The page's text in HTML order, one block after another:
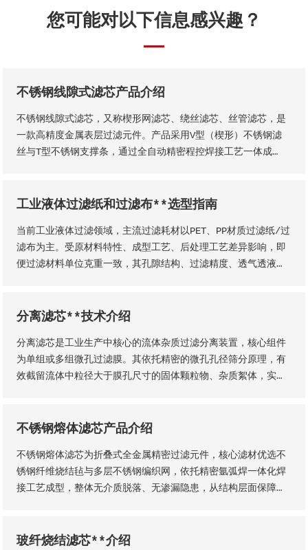
您可能对以下信息感兴趣？
不锈钢线隙式滤芯产品介绍
不锈钢线隙式滤芯，又称楔形网滤芯、绕丝滤芯​、丝管滤芯，是
一款高精度金属表层过滤元件。产品采用V型（楔形）不锈钢滤
丝与T型不锈钢支撑条，通过全自动精密程控焊接工艺一体成
异型滤芯等多种结构，且支持滤缝规格、丝径尺寸等核心参数个
润、过滤精度稳定、机械强度高、经久耐用等核心品质优势。
工业液体过滤纸和过滤布**选型指南
当前工业液体过滤领域，主流过滤耗材以PET、PP材质过滤纸/过
滤布为主。受原材料特性、成型工艺、后处理工艺差异影响，即
便过滤材料单位克重一致，其孔隙结构、过滤精度、透气透液性
况，依托**技术维度精准选型，具体选型标准与实施方法如下
分离滤芯**技术介绍
分离滤芯是工业生产中核心的流体杂质过滤分离装置，核心组件
为单组或多组微孔过滤膜。其依托精密的微孔孔径筛分原理，有
效截留流体中粒径大于膜孔尺寸的固体颗粒物、杂质絮体，实现
工、石油、钢铁、矿山等各类工业场景，为工业化稳定生产、产
不锈钢熔体滤芯产品介绍
不锈钢熔体滤芯为折叠式全金属精密过滤元件，核心滤材优选不
锈钢纤维烧结毡与多层不锈钢编织网，依托精密氩弧焊一体化焊
接工艺成型，整体无介质脱落、无渗漏隐患，从结构层面保障了
玻纤烧结滤芯**介绍